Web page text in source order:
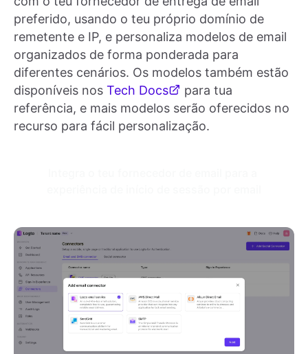
preferido, usando o teu próprio domínio de
remetente e IP, e personaliza modelos de email
organizados de forma ponderada para
diferentes cenários. Os modelos também estão
disponíveis nos Tech Docs
para tua
referência, e mais modelos serão oferecidos no
recurso para fácil personalização.